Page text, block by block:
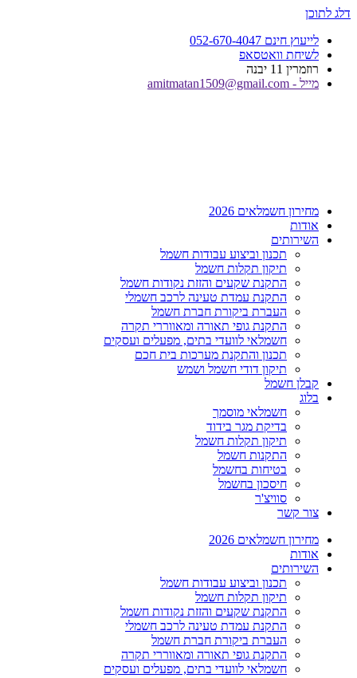
דלג לתוכן
לייעוץ חינם 052-670-4047
לשיחת וואטסאפ
רוזמרין 11 יבנה
מייל - amitmatan1509@gmail.com
מחירון חשמלאים 2026
אודות
השירותים
תכנון וביצוע עבודות חשמל
תיקון תקלות חשמל
התקנת שקעים והזזת נקודות חשמל
התקנת עמדת טעינה לרכב חשמלי
העברת ביקורת חברת חשמל
התקנת גופי תאורה ומאווררי תקרה
חשמלאי לוועדי בתים, מפעלים ועסקים
תכנון והתקנת מערכות בית חכם
תיקון דודי חשמל ושמש
קבלן חשמל
בלוג
חשמלאי מוסמך
בדיקת מגר בידוד
תיקון תקלות חשמל
התקנות חשמל
בטיחות בחשמל
חיסכון בחשמל
סוויצ'ר
צור קשר
מחירון חשמלאים 2026
אודות
השירותים
תכנון וביצוע עבודות חשמל
תיקון תקלות חשמל
התקנת שקעים והזזת נקודות חשמל
התקנת עמדת טעינה לרכב חשמלי
העברת ביקורת חברת חשמל
התקנת גופי תאורה ומאווררי תקרה
חשמלאי לוועדי בתים, מפעלים ועסקים